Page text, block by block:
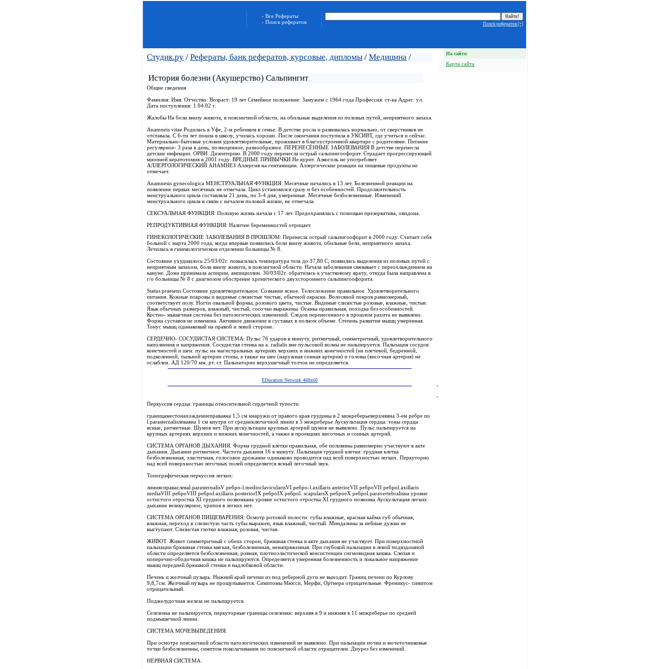
- Все Рефераты
- Поиск рефератов
Поиск рефератов [+]
Студик.ру / Рефераты, банк рефератов, курсовые, дипломы / Медицина /
История болезни (Акушерство) Сальпингит
Общие сведения
Фамилия: Имя: Отчество: Возраст: 19 лет Семейное положение: Замужем с 1964 года Профессия: ст-ка Адрес: ул.
Дата поступления: 1.04.02 г.
Жалобы На боли внизу живота, в поясничной области, на обильные выделения из половых путей, неприятного запаха.
Anamneis vitae Родилась в Уфе, 2-м ребенком в семье. В детстве росла и развивалась нормально, от сверстников не
отставала. С 6-ти лет пошла в школу, училась хорошо. После окончания поступила в УКСИВТ, где учиться и сейчас.
Материально-бытовые условия удовлетворительные, проживает в благоустроенной квартире с родителями. Питание
регулярное- 3 раза в день, полноценное, разнообразное. ПЕРЕНЕСЁННЫЕ ЗАБОЛЕВАНИЯ В детстве перенесла
детские инфекции. ОРВИ. Дизентерию. В 2000 году перенесла острый сальпингоофорит. Страдает прогрессирующий
миопией кератотомия в 2001 году. ВРЕДНЫЕ ПРИВЫЧКИ Не курит. Алкоголь не употребляет.
АЛЛЕРГОЛОГИЧЕСКИЙ АНАМНЕЗ Аллергия на гентамицин. Аллергические реакции на пищевые продукты не
отмечает.
Anamnesis gynecologica МЕНСТРУАЛЬНАЯ ФУНКЦИЯ: Месячные начались в 13 лет. Болезненной реакции на
появление первых месячных не отмечала. Цикл установился сразу и без особенностей. Продолжительность
менструального цикла составляла 21 день, по 3-4 дня, умеренные. Месячные безболезненные. Изменений
менструального цикла в связи с началом половой жизни, не отмечала.
СЕКСУАЛЬНАЯ ФУНКЦИЯ: Половую жизнь начала с 17 лет. Предохранялась с помощью презерватива, овидона.
РЕПРОДУКТИВНАЯ ФУНКЦИЯ: Наличие беременностей отрицает.
ГИНЕКОЛОГИЧЕСКИЕ ЗАБОЛЕВАНИЯ В ПРОШЛОМ: Перенесла острый сальпигоофорит в 2000 году. Считает себя
больной с марта 2000 года, когда впервые появились боли внизу живота, обильные бели, неприятного запаха.
Лечилась в гинекологическом отделении больницы № 8.
Состояние ухудшилось 25/03/02г. повысилась температура тела до 37,80 С, появились выделения из половых путей с
неприятным запахом, боли внизу живота, в поясничной области. Начала заболевания связывает с переохлаждением на
кануне. Дома принимала аспирин, ампициллин. 30/03/02г. обратилась к участковому врачу, откуда была направлена в
г/о больницы № 8 с диагнозом обострение хронического двухстороннего сальпингоофорита.
Status praesens Состояние удовлетворительное. Сознание ясное. Телосложение правильное. Удовлетворительного
питания. Кожные покровы и видимые слизистые чистые, обычной окраски. Волосяной покров равномерный,
соответствует полу. Ногти овальной формы, розового цвета, чистые. Видимые слизистые розовые, влажные, чистые.
Язык обычных размеров, влажный, чистый, сосочки выражены. Осанка правильная, походка без особенностей.
Костно- мышечная система без патологических изменений. Следов перенесенного в прошлом рахита не выявлено.
Форма суставов не изменена. Активное движение в суставах в полном объеме. Степень развития мышц умеренная.
Тонус мышц одинаковый на правой и левой стороне.
СЕРДЕЧНО- СОСУДИСТАЯ СИСТЕМА: Пульс 76 ударов в минуту, ритмичный, симметричный, удовлетворительного
наполнения и напряжения. Сосудистая стенка на a. radialis вне пульсовой волны не пальпируется. Пальпация сосудов
конечностей и шеи: пульс на магистральных артериях верхних и нижних конечностей (на плечевой, бедренной,
подколенной, тыльной артерии стопы, а также на шее (наружная сонная артерия) и головы (височная артерия) не
ослаблен. АД 120/70 мм. рт. ст. Пальпаторно верхушечный толчок не определяется.
EDucation Network 468х60
Перкуссия сердца: границы относительной сердечной тупости
границаместонахождениеправаяна 1,5 см кнаружи от правого края грудины в 2 межреберьеверхняяна 3-ем ребре по
l.parasternalisлеваяна 1 см кнутри от среднеключичной линии в 5 межреберье Аускультация сердца: тоны сердца
ясные, ритмичные. Шумов нет. При аускультации крупных артерий шумов не выявлено. Пульс пальпируется на
крупных артериях верхних и нижних конечностей, а также в проекциях височных и сонных артерий.
СИСТЕМА ОРГАНОВ ДЫХАНИЯ. Форма грудной клетки правильная, обе половины равномерно участвуют в акте
дыхания. Дыхание ритмичное. Частота дыхания 16 в минуту. Пальпация грудной клетки: грудная клетка
безболезненная, эластичная, голосовое дрожание одинаково проводится над всей поверхностью легких. Перкуторно
над всей поверхностью легочных полей определяется ясный легочный звук.
Топографическая перкуссия легких:
линиясправаслеваl.parasternalisV ребро-l.medioclavicularisVI ребро-l.axillaris anteriorVII реброVII реброl.axillaris
mediaVIII реброVIII реброl.axillaris posteriorIX реброIX реброl. scapularsX реброеX реброl.paravertebralisна уровне
остистого отростка XI грудного позвонкана уровне остистого отростка XI грудного позвонка Аускультация легких:
дыхание везикулярное, хрипов в легких нет.
СИСТЕМА ОРГАНОВ ПИЩЕВАРЕНИЯ: Осмотр ротовой полости: губы влажные, красная кайма губ обычная,
влажная, переход в слизистую часть губы выражен, язык влажный, чистый. Миндалины за небные дужки не
выступают. Слизистая глотки влажная, розовая, чистая.
ЖИВОТ. Живот симметричный с обеих сторон, брюшная стенка в акте дыхания не участвует. При поверхностной
пальпации брюшная стенка мягкая, безболезненная, ненапряженная. При глубокой пальпации в левой подвздошной
области определяется безболезненная, ровная, плотноэластической консистенции сигмовидная кишка. Слепая и
поперечно-ободочная кишка не пальпируются. Определяется умеренная болезненность и локальное напряжение
мышц передней брюшной стенки в надлобковой области.
Печень и желчный пузырь. Нижний край печени из под реберной дуги не выходит. Границ печени по Курлову
9,8,7см. Желчный пузырь не прощупывается. Симптомы Мюсси, Мерфи, Ортнера отрицательные. Френикус- симптом
отрицательный.
Поджелудочная железа не пальпируется.
Селезенка не пальпируется, перкуторные границы селезенки: верхняя в 9 и нижняя в 11 межреберье по средней
подмышечной линии.
СИСТЕМА МОЧЕВЫВЕДЕНИЯ:
При осмотре поясничной области патологических изменений не выявлено. При пальпации почки и мочеточниковые
точки безболезненны, симптом поколачивания по поясничной области отрицателен. Диурез без изменений.
НЕРВНАЯ СИСТЕМА:
На сайте:
Карта сайта